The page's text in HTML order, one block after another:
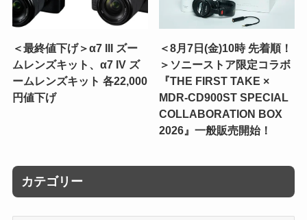
＜最終値下げ＞α7 III ズー
ムレンズキット、α7 IV ズ
ームレンズキット 各22,000
円値下げ
＜8月7日(金)10時 先着順！
＞ソニーストア限定コラボ
『THE FIRST TAKE ×
MDR-CD900ST SPECIAL
COLLABORATION BOX
2026』一般販売開始！
カテゴリー